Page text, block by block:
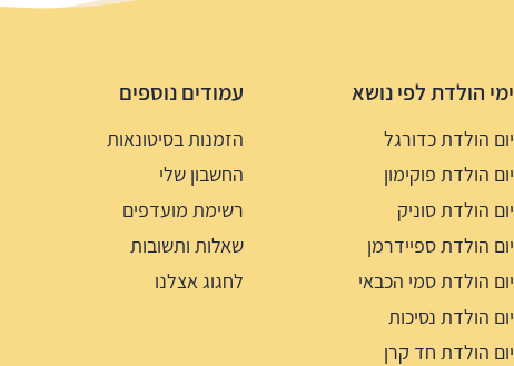
ימי הולדת לפי נושא
יום הולדת כדורגל
יום הולדת פוקימון
יום הולדת סוניק
יום הולדת ספיידרמן
יום הולדת סמי הכבאי
יום הולדת נסיכות
יום הולדת חד קרן
עמודים נוספים
הזמנות בסיטונאות
החשבון שלי
רשימת מועדפים
שאלות ותשובות
לחגוג אצלנו